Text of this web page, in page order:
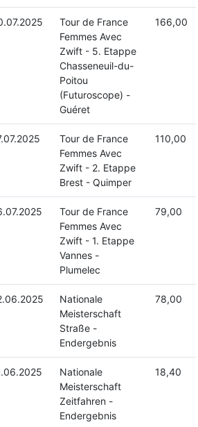
Tour de France
Femmes Avec
Zwift - 5. Etappe
Chasseneuil-du-
Poitou
(Futuroscope) -
Guéret
166,00
Tour de France
Femmes Avec
Zwift - 2. Etappe
Brest - Quimper
110,00
Tour de France
Femmes Avec
Zwift - 1. Etappe
Vannes -
Plumelec
79,00
Nationale
Meisterschaft
Straße -
Endergebnis
78,00
Nationale
Meisterschaft
Zeitfahren -
Endergebnis
18,40